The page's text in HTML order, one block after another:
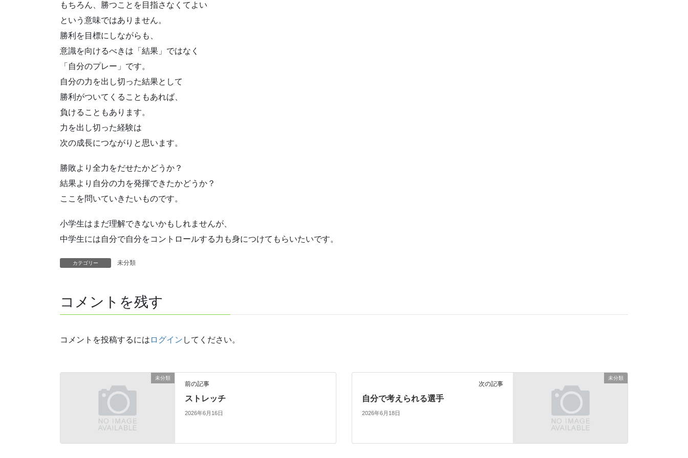
もちろん、勝つことを目指さなくてよい
という意味ではありません。
勝利を目標にしながらも、
意識を向けるべきは「結果」ではなく
「自分のプレー」です。
自分の力を出し切った結果として
勝利がついてくることもあれば、
負けることもあります。
力を出し切った経験は
次の成長につながりと思います。
勝敗より全力をだせたかどうか？
結果より自分の力を発揮できたかどうか？
ここを問いていきたいものです。
小学生はまだ理解できないかもしれませんが、
中学生には自分で自分をコントロールする力も身につけてもらいたいです。
カテゴリー 未分類
コメントを残す
コメントを投稿するには ログイン してください。
未分類
前の記事
ストレッチ
2026年6月16日
未分類
次の記事
自分で考えられる選手
2026年6月18日